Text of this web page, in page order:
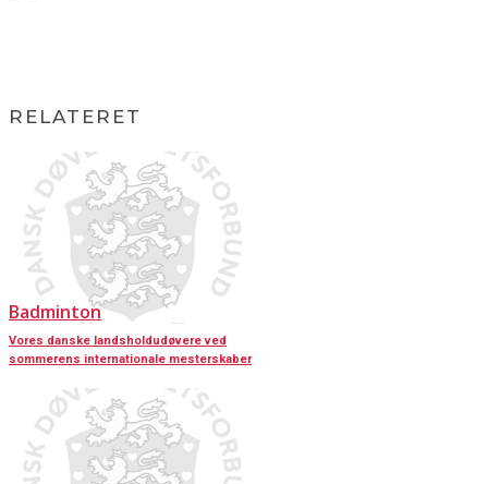
RELATERET
Badminton
Vores danske landsholdudøvere ved
sommerens internationale mesterskaber